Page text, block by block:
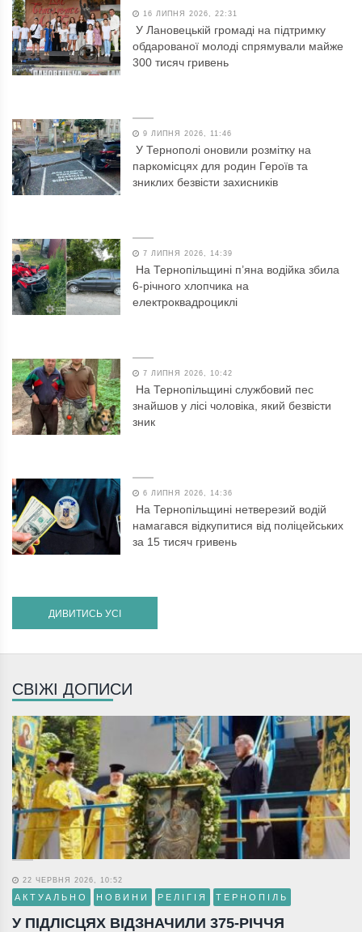
16 ЛИПНЯ 2026, 22:31
У Лановецькій громаді на підтримку
обдарованої молоді спрямували майже
300 тисяч гривень
9 ЛИПНЯ 2026, 11:46
У Тернополі оновили розмітку на
паркомісцях для родин Героїв та
зниклих безвісти захисників
7 ЛИПНЯ 2026, 14:39
На Тернопільщині п’яна водійка збила
6-річного хлопчика на
електроквадроциклі
7 ЛИПНЯ 2026, 10:42
На Тернопільщині службовий пес
знайшов у лісі чоловіка, який безвісти
зник
6 ЛИПНЯ 2026, 14:36
На Тернопільщині нетверезий водій
намагався відкупитися від поліцейських
за 15 тисяч гривень
ДИВИТИСЬ УСІ
СВІЖІ ДОПИСИ
22 ЧЕРВНЯ 2026, 10:52
АКТУАЛЬНО НОВИНИ РЕЛІГІЯ ТЕРНОПІЛЬ
У ПІДЛІСЦЯХ ВІДЗНАЧИЛИ 375-РІЧЧЯ